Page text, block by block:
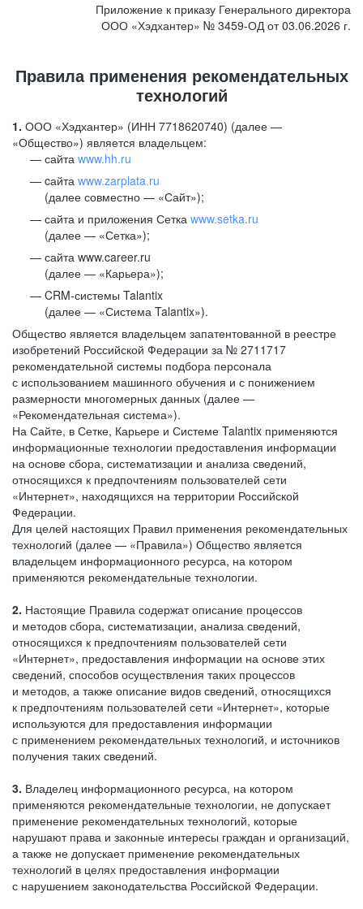
Приложение к приказу Генерального директора
ООО «Хэдхантер» № 3459-ОД от 03.06.2026 г.
Правила применения рекомендательных
технологий
1. ООО «Хэдхантер» (ИНН 7718620740) (далее —
«Общество») является владельцем:
сайта www.hh.ru
cайта www.zarplata.ru
(далее совместно — «Сайт»);
сайта и приложения Сетка www.setka.ru
(далее — «Сетка»);
сайта www.career.ru
(далее — «Карьера»);
CRM-системы Talantix
(далее — «Система Talantix»).
Общество является владельцем запатентованной в реестре
изобретений Российской Федерации за № 2711717
рекомендательной системы подбора персонала
с использованием машинного обучения и с понижением
размерности многомерных данных (далее —
«Рекомендательная система»).
На Сайте, в Сетке, Карьере и Системе Talantix применяются
информационные технологии предоставления информации
на основе сбора, систематизации и анализа сведений,
относящихся к предпочтениям пользователей сети
«Интернет», находящихся на территории Российской
Федерации.
Для целей настоящих Правил применения рекомендательных
технологий (далее — «Правила») Общество является
владельцем информационного ресурса, на котором
применяются рекомендательные технологии.
2. Настоящие Правила содержат описание процессов
и методов сбора, систематизации, анализа сведений,
относящихся к предпочтениям пользователей сети
«Интернет», предоставления информации на основе этих
сведений, способов осуществления таких процессов
и методов, а также описание видов сведений, относящихся
к предпочтениям пользователей сети «Интернет», которые
используются для предоставления информации
с применением рекомендательных технологий, и источников
получения таких сведений.
3. Владелец информационного ресурса, на котором
применяются рекомендательные технологии, не допускает
применение рекомендательных технологий, которые
нарушают права и законные интересы граждан и организаций,
а также не допускает применение рекомендательных
технологий в целях предоставления информации
с нарушением законодательства Российской Федерации.